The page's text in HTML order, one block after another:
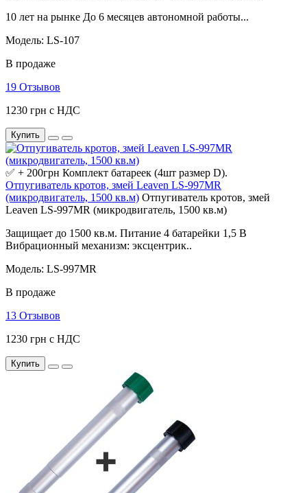
10 лет на рынке До 6 месяцев автономной работы...
Модель: LS-107
В продаже
19 Отзывов
1230 грн с НДС
Купить
✅ + 200грн Комплект батареек (4шт размер D).
Отпугиватель кротов, змей Leaven LS-997MR
(микродвигатель, 1500 кв.м) Отпугиватель кротов, змей
Leaven LS-997MR (микродвигатель, 1500 кв.м)
Защищает до 1500 кв.м. Питание 4 батарейки 1,5 В
Вибрационный механизм: эксцентрик..
Модель: LS-997MR
В продаже
13 Отзывов
1230 грн с НДС
Купить